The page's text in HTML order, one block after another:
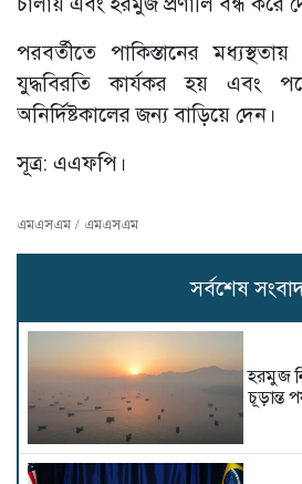
পরবর্তীতে পাকিস্তানের
যুদ্ধবিরতি কার্যকর হয় এবং
অনির্দিষ্টকালের জন্য বাড়িয়ে দেন।
সূত্র: এএফপি।
এমএসএম / এমএসএম
সর্বশেষ
হরমুজ
চূড়ান্ত